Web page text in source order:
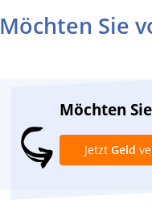
Möchten Sie
Möchten
Jetzt Geld